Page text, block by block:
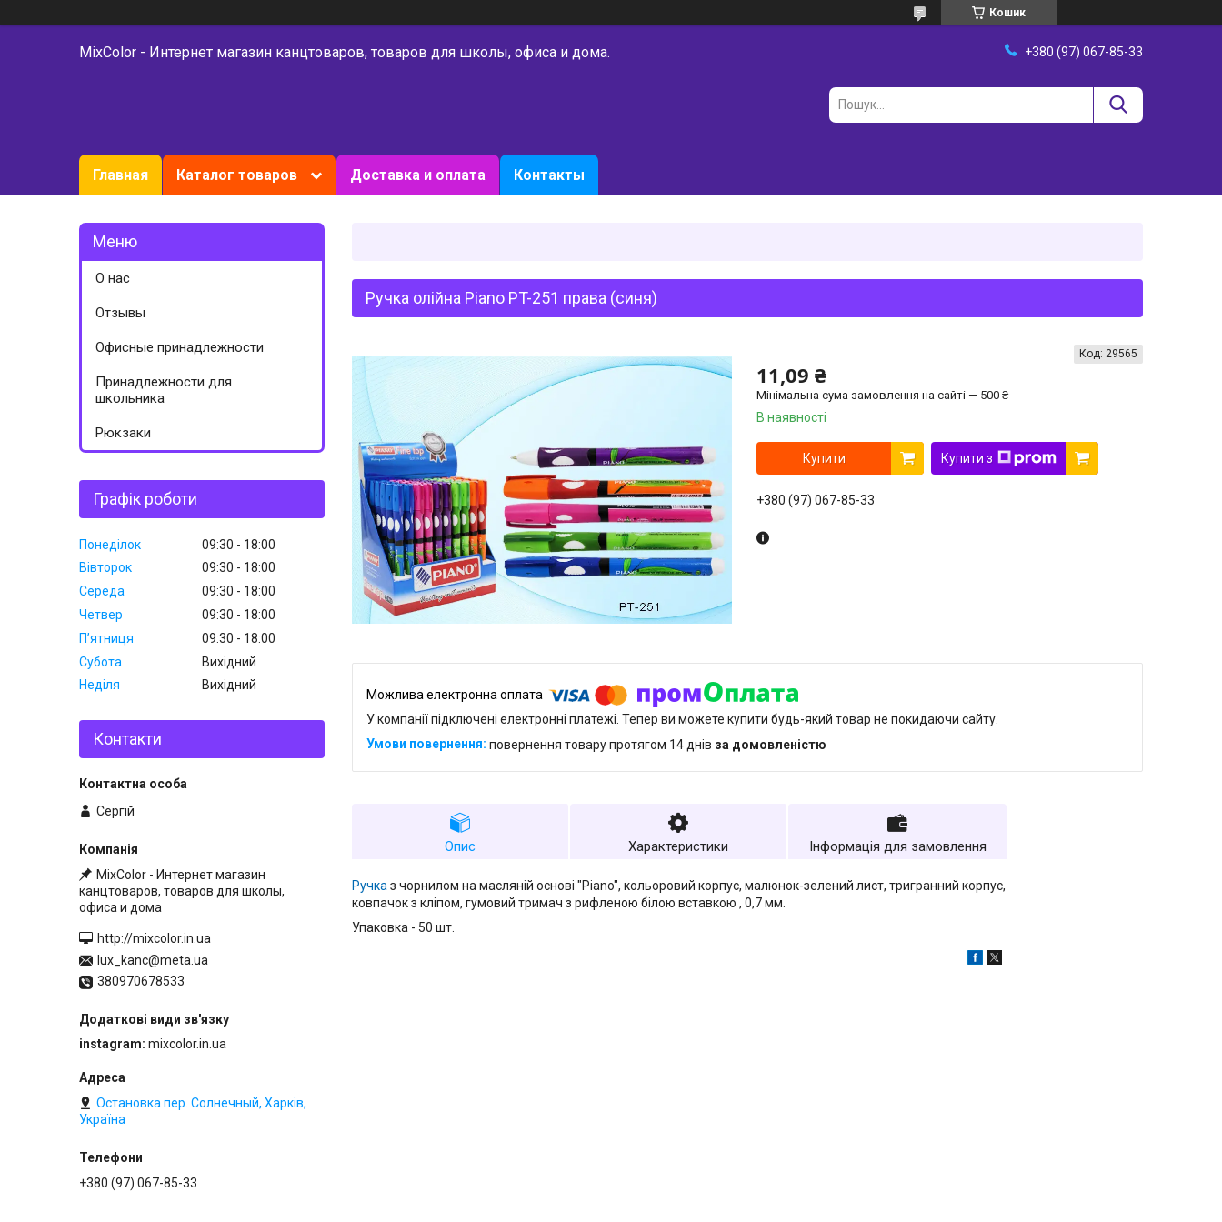
Кошик
MixColor - Интернет магазин канцтоваров, товаров для школы, офиса и дома. +380 (97) 067-85-33
Главная Каталог товаров Доставка и оплата Контакты
Ручка олійна Piano PT-251 права (синя)
11,09 ₴
Мінімальна сума замовлення на сайті — 500 ₴
В наявності
Код: 29565
Купити Купити з
+380 (97) 067-85-33
У компанії підключені електронні платежі. Тепер ви можете купити будь-який товар не покидаючи сайту.
повернення товару протягом 14 днів за домовленістю
Опис Характеристики Інформація для замовлення
Ручка з чорнилом на масляній основі "Piano", кольоровий корпус, малюнок-зелений лист, тригранний корпус,
ковпачок з кліпом, гумовий тримач з рифленою білою вставкою , 0,7 мм.
Упаковка - 50 шт.
О нас
Отзывы
Офисные принадлежности
Принадлежности для
школьника
Рюкзаки
Графік роботи
Понеділок 09:30
18:00
Вівторок
09:30
18:00
Середа
09:30
18:00
Четвер
09:30
18:00
Пʼятниця
09:30
18:00
Субота
Вихідний
Неділя
Вихідний
Контакти
Сергій
MixColor - Интернет магазин
канцтоваров, товаров для школы,
офиса и дома
http://mixcolor.in.ua
lux_kanc@meta.ua
380970678533
instagram mixcolor.in.ua
Остановка пер. Солнечный, Харків,
Україна
+380 (97) 067-85-33